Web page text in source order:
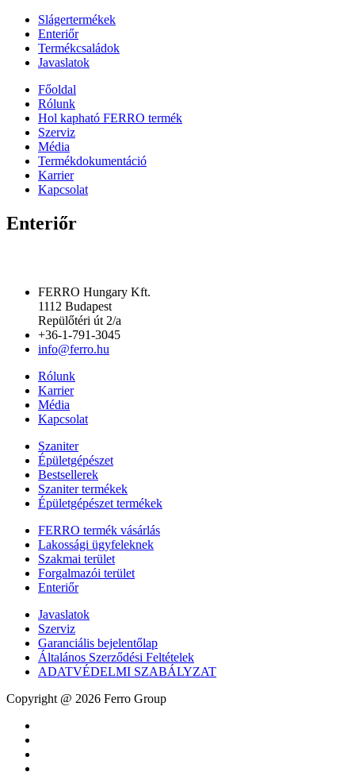
Slágertermékek
Enteriőr
Termékcsaládok
Javaslatok
Főoldal
Rólunk
Hol kapható FERRO termék
Szerviz
Média
Termékdokumentáció
Karrier
Kapcsolat
Enteriőr
FERRO Hungary Kft.
1112 Budapest
Repülőtéri út 2/a
+36-1-791-3045
info@ferro.hu
Rólunk
Karrier
Média
Kapcsolat
Szaniter
Épületgépészet
Bestsellerek
Szaniter termékek
Épületgépészet termékek
FERRO termék vásárlás
Lakossági ügyfeleknek
Szakmai terület
Forgalmazói terület
Enteriőr
Javaslatok
Szerviz
Garanciális bejelentőlap
Általános Szerződési Feltételek
ADATVÉDELMI SZABÁLYZAT
Copyright @ 2026 Ferro Group